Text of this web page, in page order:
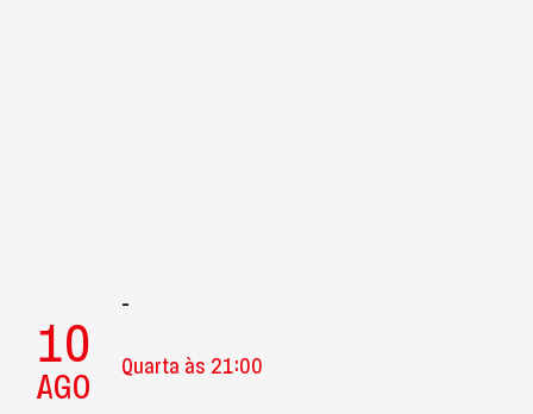
10
AGO
-
Quarta às 21:00